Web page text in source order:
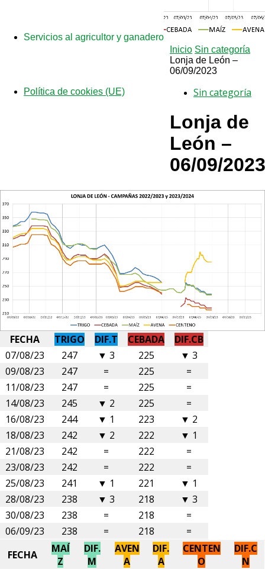
Servicios al agricultor y ganadero
Política de cookies (UE)
Inicio Sin categoría
Lonja de León –
06/09/2023
Sin categoría
Lonja de
León –
06/09/2023
FECHA TRIGO DIF.T CEBADA
DIF.CB
07/08/23
247 ▼ 3 225
▼ 3
09/08/23
247 = 225
=
11/08/23
247 = 225
=
14/08/23
245 ▼ 2 225
=
16/08/23
244 ▼ 1 223
▼ 2
18/08/23
242 ▼ 2 222
▼ 1
21/08/23
242 = 222
=
23/08/23
242 = 222
=
25/08/23
241 ▼ 1 221
▼ 1
28/08/23
238 ▼ 3 218
▼ 3
30/08/23
238 = 218
=
06/09/23
238 = 218
=
FECHA
MAÍ
Z
DIF.
M
AVEN
A
DIF.
A
CENTEN
O
DIF.C
N